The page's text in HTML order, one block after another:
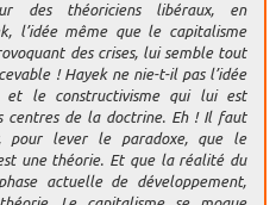
des théoriciens libéraux, en
l’idée même que le capitalisme
des crises, lui semble tout
! Hayek ne nie-t-il pas l’idée
et le constructivisme qui lui est
centres de la doctrine. Eh ! Il faut
pour lever le paradoxe, que le
une théorie. Et que la réalité du
actuelle de développement,